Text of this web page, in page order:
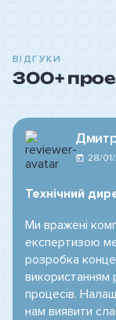
ВІДГУКИ
300+
28/
Технічний
Ми вражені
експертизою
розробка
використанням
процесів.
нам виявити